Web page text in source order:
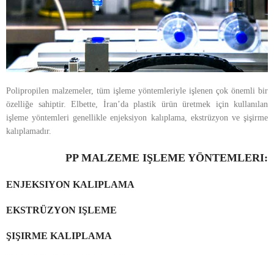
Polipropilen malzemeler, tüm işleme yöntemleriyle işlenen çok önemli bir
özelliğe sahiptir. Elbette, İran’da plastik ürün üretmek için kullanılan
işleme yöntemleri genellikle enjeksiyon kalıplama, ekstrüzyon ve şişirme
kalıplamadır.
PP MALZEME IŞLEME YÖNTEMLERI:
ENJEKSIYON KALIPLAMA
EKSTRÜZYON IŞLEME
ŞIŞIRME KALIPLAMA